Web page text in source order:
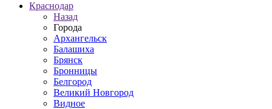
Краснодар
Назад
Города
Архангельск
Балашиха
Брянск
Бронницы
Белгород
Великий Новгород
Видное